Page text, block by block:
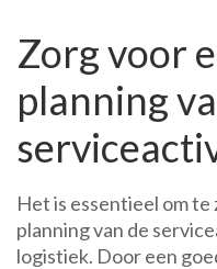
Zorg voor
planning
Het is essentieel om
planning van de
logistiek. Door een